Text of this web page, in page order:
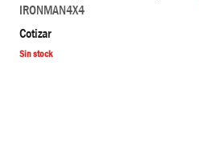
IRONMAN4X4
Cotizar
Sin stock